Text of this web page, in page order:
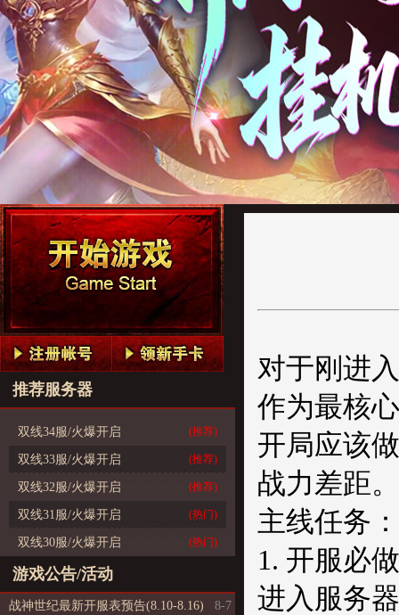
推荐服务器
双线34服/火爆开启 (推荐)
双线33服/火爆开启 (推荐)
双线32服/火爆开启 (推荐)
双线31服/火爆开启 (热门)
双线30服/火爆开启 (热门)
游戏公告/活动
战神世纪最新开服表预告(8.10-8.16)
8-7
对于刚进
作为最核
开局应该
战力差距。
主线任务
1. 开服必
进入服务